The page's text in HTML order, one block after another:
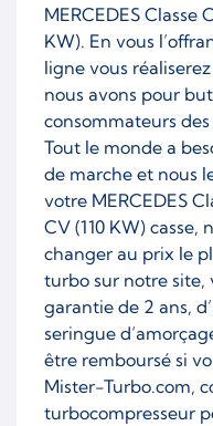
MERCEDES Classe
KW). En vous
ligne vous
nous avons pour
consommateurs
Tout le monde a
de marche et nous
votre MERCEDES
CV (110 KW) casse,
changer au prix le
turbo sur notre site,
garantie de 2 ans,
seringue
être remboursé si
Mister-Turbo.com,
turbocompresseur